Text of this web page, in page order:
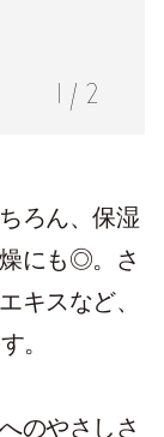
/ 2
ろん、保湿
にも◎。さ
キスなど、
。
のやさしさ